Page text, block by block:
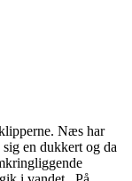
Næs har
en dukkert og da